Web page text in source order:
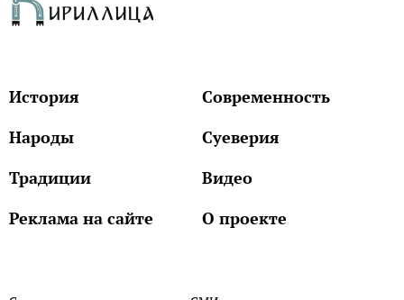
История
Современность
Народы
Суеверия
Традиции
Видео
Реклама на сайте
О проекте